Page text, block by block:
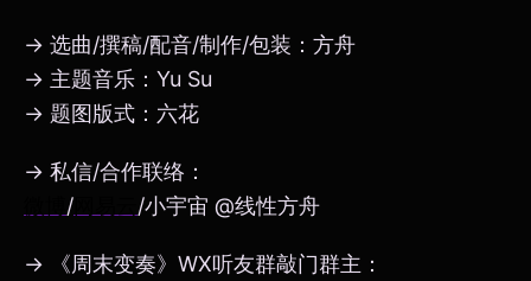
→ 选曲/撰稿/配音/制作/包装：方舟
→ 主题音乐：Yu Su
→ 题图版式：六花
→ 私信/合作联络：
/ /小宇宙 @线性方舟
→ 《周末变奏》WX听友群敲门群主：